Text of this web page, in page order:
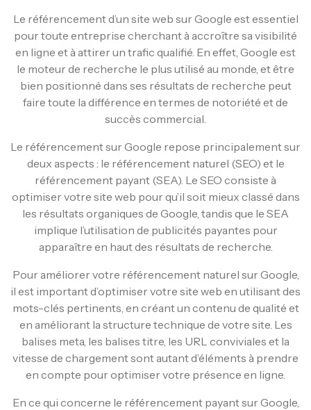
Le référencement d’un site web sur Google est essentiel
pour toute entreprise cherchant à accroître sa visibilité
en ligne et à attirer un trafic qualifié. En effet, Google est
le moteur de recherche le plus utilisé au monde, et être
bien positionné dans ses résultats de recherche peut
faire toute la différence en termes de notoriété et de
succès commercial.
Le référencement sur Google repose principalement sur
deux aspects : le référencement naturel (SEO) et le
référencement payant (SEA). Le SEO consiste à
optimiser votre site web pour qu’il soit mieux classé dans
les résultats organiques de Google, tandis que le SEA
implique l’utilisation de publicités payantes pour
apparaître en haut des résultats de recherche.
Pour améliorer votre référencement naturel sur Google,
il est important d’optimiser votre site web en utilisant des
mots-clés pertinents, en créant un contenu de qualité et
en améliorant la structure technique de votre site. Les
balises meta, les balises titre, les URL conviviales et la
vitesse de chargement sont autant d’éléments à prendre
en compte pour optimiser votre présence en ligne.
En ce qui concerne le référencement payant sur Google,